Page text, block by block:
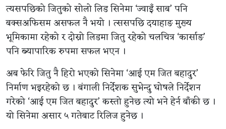
त्यसपछिको जितुको सोलो लिड सिनेमा ‘ज्वाइँ साब’ पनि
बक्सअफिसम असफल नै भयो । त्ससपछि दयाहाङ मुख्य
भूमिकामा रहेको र दोस्रो लिडमा जितु रहेको चलचित्र ‘कार्साङ’
पनि ब्यापारिक रुपमा सफल भएन ।
अब फेरि जितु नै हिरो भएको सिनेमा ‘आई एम जित बहादुर’
निर्माण भइरहेको छ । बंगाली निर्देशक सुभेन्दु घोषले निर्देशन
गरेको ‘आई एम जित बहादुर’ कस्तो हुनेछ त्यो भने हेर्न बाँकी छ ।
यो सिनेमा असार ५ गतेबाट रिलिज हुनेछ ।